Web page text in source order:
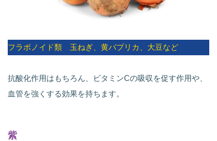
フラボノイド類 玉ねぎ、黄パプリカ、大豆など
抗酸化作用はもちろん、ビタミンCの吸収を促す作用や、
血管を強くする効果を持ちます。
紫